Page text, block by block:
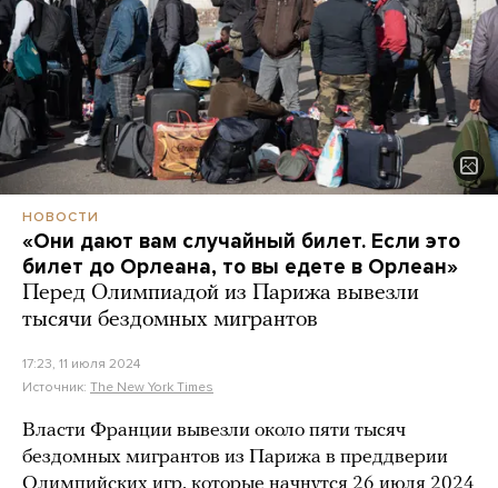
НОВОСТИ
«Они дают вам случайный билет. Если это
билет до Орлеана, то вы едете в Орлеан»
Перед Олимпиадой из Парижа вывезли
тысячи бездомных мигрантов
17:23, 11 июля 2024
Источник: The New York Times
Власти Франции вывезли около пяти тысяч
бездомных мигрантов из Парижа в преддверии